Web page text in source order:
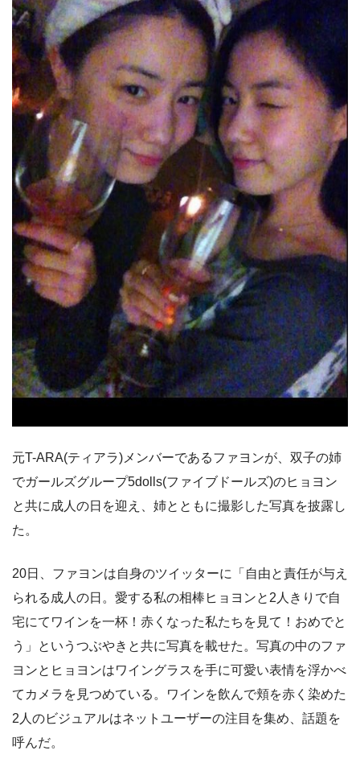
元T-ARA(ティアラ)メンバーであるファヨンが、双子の姉
でガールズグループ5dolls(ファイブドールズ)のヒョヨン
と共に成人の日を迎え、姉とともに撮影した写真を披露し
た。
20日、ファヨンは自身のツイッターに「自由と責任が与え
られる成人の日。愛する私の相棒ヒョヨンと2人きりで自
宅にてワインを一杯！赤くなった私たちを見て！おめでと
う」というつぶやきと共に写真を載せた。写真の中のファ
ヨンとヒョヨンはワイングラスを手に可愛い表情を浮かべ
てカメラを見つめている。ワインを飲んで頬を赤く染めた
2人のビジュアルはネットユーザーの注目を集め、話題を
呼んだ。